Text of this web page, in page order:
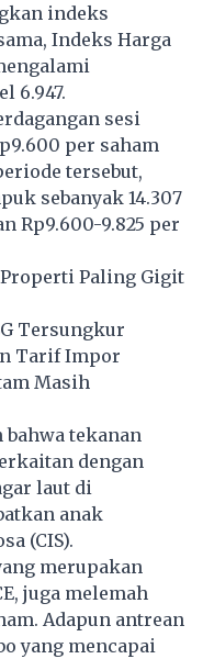
indeks
Indeks Harga
6.947.
sesi
per saham
tersebut,
sebanyak 14.307
Rp9.600-9.825 per
Properti Paling Gigit
Tersungkur
Tarif Impor
Masih
bahwa tekanan
dengan
laut di
anak
(CIS).
merupakan
juga melemah
Adapun antrean
yang mencapai